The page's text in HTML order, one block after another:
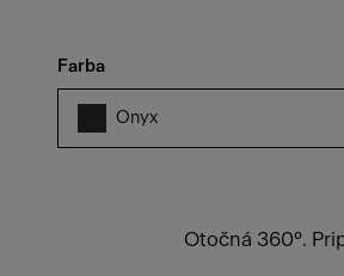
Farba
Onyx
Otočná 360°.